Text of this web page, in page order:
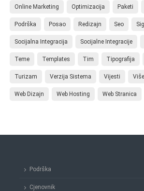
Online Marketing Optimizacija Paketi
Podrška Posao Redizajn Seo
Socijalna Integracija Socijalne Integracije
Teme Templates Tim Tipografija
Turizam Verzija Sistema Vijesti
Web Dizajn Web Hosting Web Stranica
Podrška
Cjenovnik